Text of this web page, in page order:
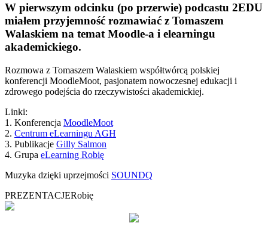
W pierwszym odcinku (po przerwie) podcastu 2EDU
miałem przyjemność rozmawiać z Tomaszem
Walaskiem na temat Moodle-a i elearningu
akademickiego.
Rozmowa z Tomaszem Walaskiem współtwórcą polskiej
konferencji MoodleMoot, pasjonatem nowoczesnej edukacji i
zdrowego podejścia do rzeczywistości akademickiej.
Linki:
1. Konferencja MoodleMoot
2. Centrum eLearningu AGH
3. Publikacje Gilly Salmon
4. Grupa eLearning Robię
Muzyka dzięki uprzejmości SOUNDQ
PREZENTACJERobię